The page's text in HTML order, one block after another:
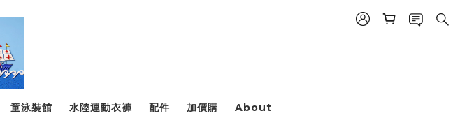
童泳裝館 水陸運動衣褲 配件 加價購 About